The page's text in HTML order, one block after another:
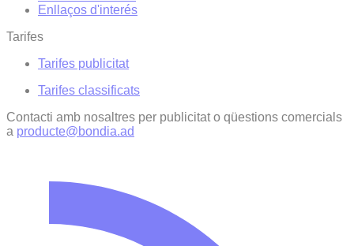
Enllaços d'interés
Tarifes
Tarifes publicitat
Tarifes classificats
Contacti amb nosaltres per publicitat o qüestions comercials
a producte@bondia.ad